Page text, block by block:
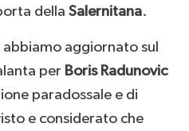
della Salernitana.
aggiornato sul
per Boris Radunovic
paradossale e di
e considerato che